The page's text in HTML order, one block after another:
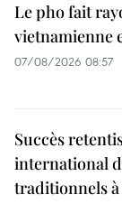
Le pho fait
vietnamienne
07/08/2026 08:57
Succès
international
traditionnels à